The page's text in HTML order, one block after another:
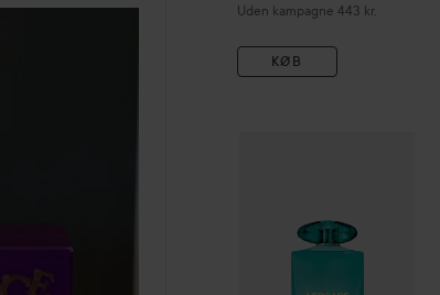
Uden kampagne 443 kr.
KØB